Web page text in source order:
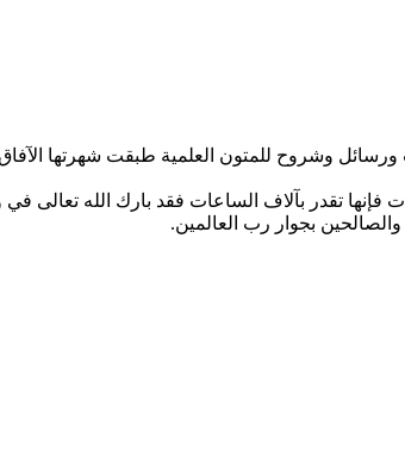
وشروح للمتون العلمية طبقت شهرتها
تقدر بآلاف الساعات فقد بارك الله تعالى
بجوار رب العالمين.